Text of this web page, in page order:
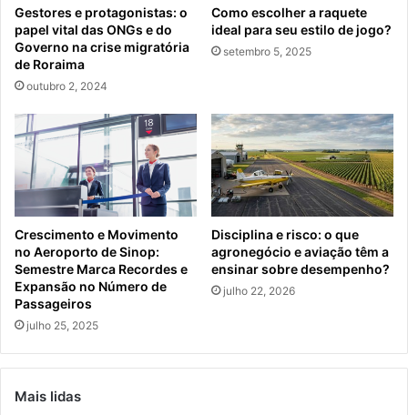
Gestores e protagonistas: o
papel vital das ONGs e do
Governo na crise migratória
de Roraima
outubro 2, 2024
Como escolher a raquete
ideal para seu estilo de jogo?
setembro 5, 2025
Crescimento e Movimento
no Aeroporto de Sinop:
Semestre Marca Recordes e
Expansão no Número de
Passageiros
julho 25, 2025
Disciplina e risco: o que
agronegócio e aviação têm a
ensinar sobre desempenho?
julho 22, 2026
Mais lidas